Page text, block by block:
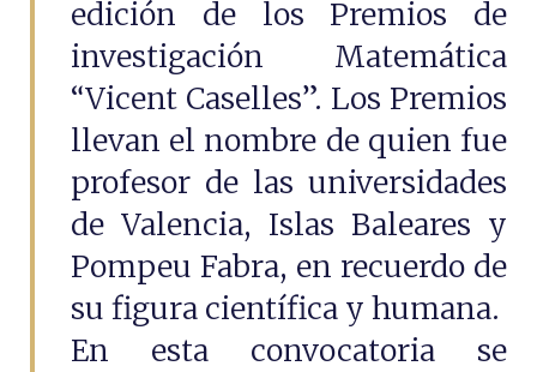
edición de los Premios de
investigación Matemática
“Vicent Caselles”. Los Premios
llevan el nombre de quien fue
profesor de las universidades
de Valencia, Islas Baleares y
Pompeu Fabra, en recuerdo de
su figura científica y humana.
En esta convocatoria se